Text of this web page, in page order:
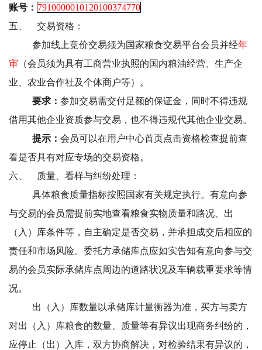
账号： 7910000010120100374770
五、
交易资格：
参加线上竞价交易须为国家粮食交易平台会员并经年
审 （会员须为具有工商营业执照的国内粮油经营、生产企
业、农业合作社及个体商户等）。
要求： 参加交易需交付足额的保证金，同时不得违规
借用其他企业资质参与交易，也不得违规代其他企业交易。
提示： 会员可以在用户中心首页点击资格检查提前查
看是否具有对应专场的交易资格。
六、
质量、看样与纠纷处理：
具体粮食质量指标按照国家有关规定执行。有意向参
与交易的会员需提前实地查看粮食实物质量和路况、出
（入）库条件等，自主确定是否交易，并承担成交后相应的
责任和市场风险。委托方承储库点应如实告知有意向参与交
易的会员实际承储库点周边的道路状况及车辆载重要求等情
况。
出（入）库数量以承储库计量衡器为准，买方与卖方
对出（入）库粮食的数量、质量等有异议出现商务纠纷的，
应停止（出）入库，双方协商解决，对检验结果有异议的，